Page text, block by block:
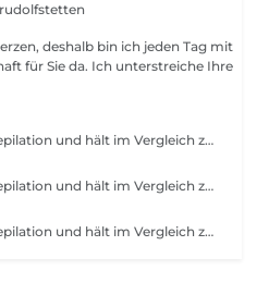
deshalb bin ich jeden Tag mit
für Sie da. Ich unterstreiche Ihre
Waxing ist eine Form der Depilation und hält im Vergleich zum Rasieren wesentlich länger an. Mithilfe von Wachs wird das Haar mitsamt der Wurzel aus der Haut entfernt. Um die Behandlung optimal durchzuführen, sollten die Härchen eine Länge von 3-5 mm haben. Damit die Prozedur so schmerzfrei wie möglich ist, sollten deine Haare nicht länger als 1 cm sind.
Waxing ist eine Form der Depilation und hält im Vergleich zum Rasieren wesentlich länger an. Mithilfe von Wachs wird das Haar mitsamt der Wurzel aus der Haut entfernt. Um die Behandlung optimal durchzuführen, sollten die Härchen eine Länge von 3-5 mm haben. Damit die Prozedur so schmerzfrei wie möglich ist, sollten deine Haare nicht länger als 1 cm sind.
Waxing ist eine Form der Depilation und hält im Vergleich zum Rasieren wesentlich länger an. Mithilfe von Wachs wird das Haar mitsamt der Wurzel aus der Haut entfernt. Um die Behandlung optimal durchzuführen, sollten die Härchen eine Länge von 3-5 mm haben. Damit die Prozedur so schmerzfrei wie möglich ist, sollten deine Haare nicht länger als 1 cm sind.